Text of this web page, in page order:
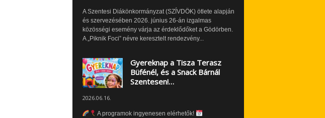
A Szentesi Diákönkormányzat (SZÍVDÖK) ötlete alapján
és szervezésében 2026. június 26-án izgalmas
közösségi esemény várja az érdeklődőket a Gödörben.
A „Piknik Foci” névre keresztelt rendezvény...
Gyereknap a Tisza Terasz
Büfénél, és a Snack Bárnál
Szentesen!…
2026.06.16.
A programok ingyenesen elérhetők!